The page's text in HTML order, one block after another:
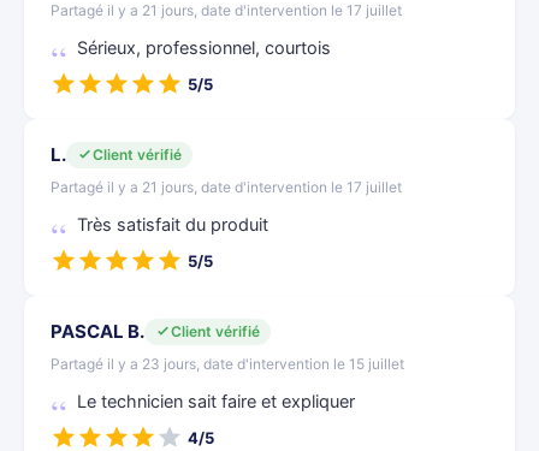
Partagé il y a 21 jours, date d'intervention le 17 juillet
Sérieux, professionnel, courtois
5/5
L.
Client vérifié
Partagé il y a 21 jours, date d'intervention le 17 juillet
Très satisfait du produit
5/5
PASCAL B.
Client vérifié
Partagé il y a 23 jours, date d'intervention le 15 juillet
Le technicien sait faire et expliquer
4/5